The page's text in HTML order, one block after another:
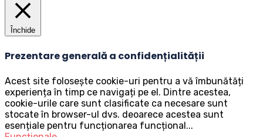
Închide
Prezentare generală a confidențialității
Acest site folosește cookie-uri pentru a vă îmbunătăți
experiența în timp ce navigați pe el. Dintre acestea,
cookie-urile care sunt clasificate ca necesare sunt
stocate în browser-ul dvs. deoarece acestea sunt
esențiale pentru funcționarea funcțional...